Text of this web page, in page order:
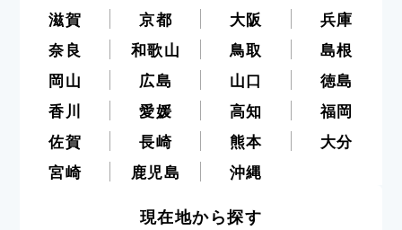
滋賀
京都 大阪
兵庫
奈良
和歌山 鳥取
島根
岡山
広島 山口
徳島
香川
愛媛 高知
福岡
佐賀
長崎 熊本
大分
宮崎
鹿児島 沖縄
現在地から探す